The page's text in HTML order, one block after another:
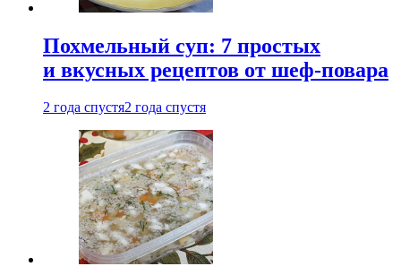
Похмельный суп: 7 простых
и вкусных рецептов от шеф-повара
2 года спустя2 года спустя